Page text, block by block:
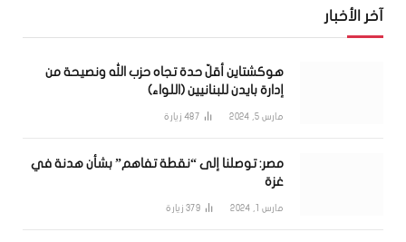
آخر الأخبار
هوكشتاين أقلّ حدة تجاه حزب الله ونصيحة من
إدارة بايدن للبنانيين (اللواء)
مارس 5, 2024 487 زيارة
مصر: توصلنا إلى “نقطة تفاهم” بشأن هدنة في
غزة
مارس 1, 2024 379 زيارة